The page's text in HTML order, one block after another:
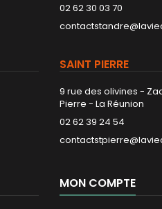
02 62 30 03 70
SAINT PIERRE
9 rue des olivines -
Pierre - La Réunion
02 62 39 24 54
MON COMPTE